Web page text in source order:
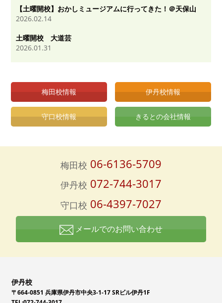
【土曜開校】おかしミュージアムに行ってきた！＠天保山
2026.02.14
土曜開校 大道芸
2026.01.31
梅田校情報 伊丹校情報
守口校情報 きるとの会社情報
梅田校 06-6136-5709
伊丹校 072-744-3017
守口校 06-4397-7027
メールでのお問い合わせ
伊丹校
〒664-0851 兵庫県伊丹市中央3-1-17 SRビル伊丹1F